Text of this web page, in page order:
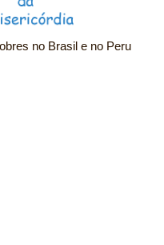
no Brasil e no Peru